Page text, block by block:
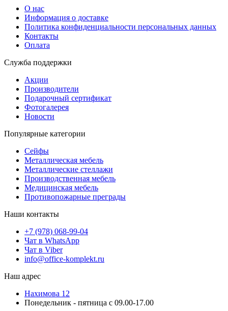
О нас
Информация о доставке
Политика конфиденциальности персональных данных
Контакты
Оплата
Служба поддержки
Акции
Производители
Подарочный сертификат
Фотогалерея
Новости
Популярные категории
Сейфы
Металлическая мебель
Металлические стеллажи
Производственная мебель
Медицинская мебель
Противопожарные преграды
Наши контакты
+7 (978) 068-99-04
Чат в WhatsApp
Чат в Viber
info@office-komplekt.ru
Наш адрес
Нахимова 12
Понедельник - пятница с 09.00-17.00